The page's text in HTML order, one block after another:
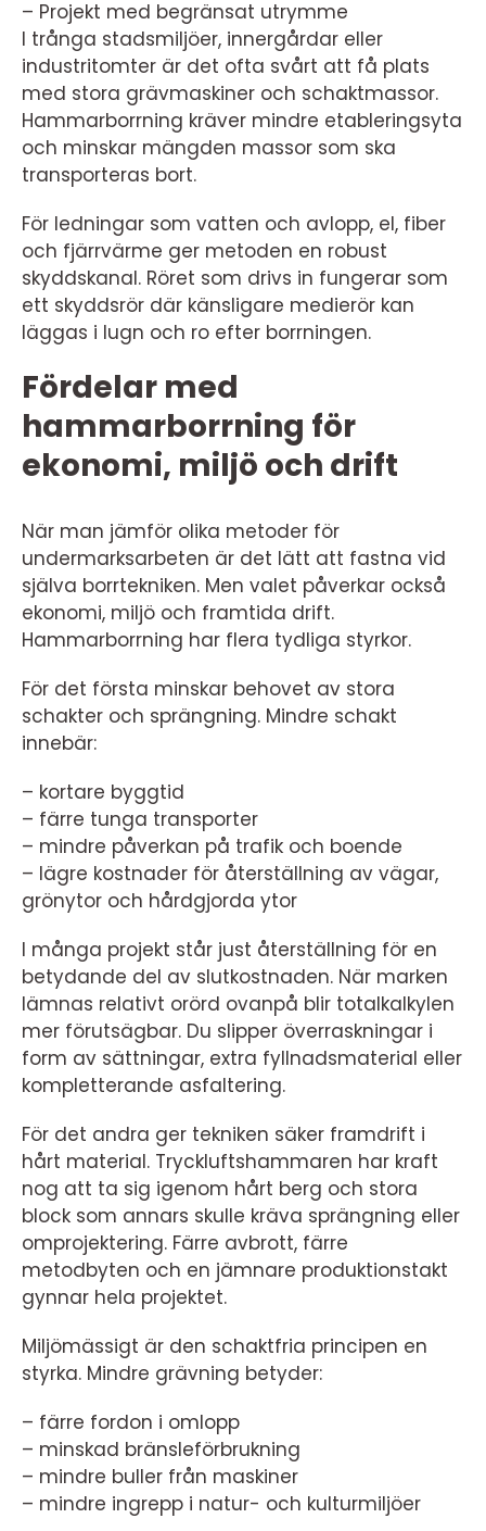
– Projekt med begränsat utrymme
I trånga stadsmiljöer, innergårdar eller
industritomter är det ofta svårt att få plats
med stora grävmaskiner och schaktmassor.
Hammarborrning kräver mindre etableringsyta
och minskar mängden massor som ska
transporteras bort.
För ledningar som vatten och avlopp, el, fiber
och fjärrvärme ger metoden en robust
skyddskanal. Röret som drivs in fungerar som
ett skyddsrör där känsligare medierör kan
läggas i lugn och ro efter borrningen.
Fördelar med
hammarborrning för
ekonomi, miljö och drift
När man jämför olika metoder för
undermarksarbeten är det lätt att fastna vid
själva borrtekniken. Men valet påverkar också
ekonomi, miljö och framtida drift.
Hammarborrning har flera tydliga styrkor.
För det första minskar behovet av stora
schakter och sprängning. Mindre schakt
innebär:
– kortare byggtid
– färre tunga transporter
– mindre påverkan på trafik och boende
– lägre kostnader för återställning av vägar,
grönytor och hårdgjorda ytor
I många projekt står just återställning för en
betydande del av slutkostnaden. När marken
lämnas relativt orörd ovanpå blir totalkalkylen
mer förutsägbar. Du slipper överraskningar i
form av sättningar, extra fyllnadsmaterial eller
kompletterande asfaltering.
För det andra ger tekniken säker framdrift i
hårt material. Tryckluftshammaren har kraft
nog att ta sig igenom hårt berg och stora
block som annars skulle kräva sprängning eller
omprojektering. Färre avbrott, färre
metodbyten och en jämnare produktionstakt
gynnar hela projektet.
Miljömässigt är den schaktfria principen en
styrka. Mindre grävning betyder:
– färre fordon i omlopp
– minskad bränsleförbrukning
– mindre buller från maskiner
– mindre ingrepp i natur- och kulturmiljöer